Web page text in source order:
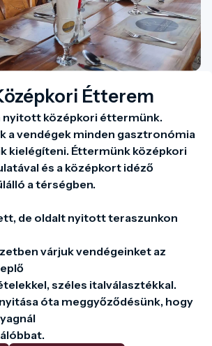
Étterem
nyitott középkori éttermünk.
a vendégek minden gasztronómia
kielégíteni. Éttermünk középkori
és a középkort idéző
a térségben.
de oldalt nyitott teraszunkon
várjuk vendégeinket az
széles italválasztékkal.
óta meggyőződésünk, hogy